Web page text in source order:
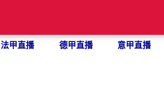
法甲直播 德甲直播 意甲直播